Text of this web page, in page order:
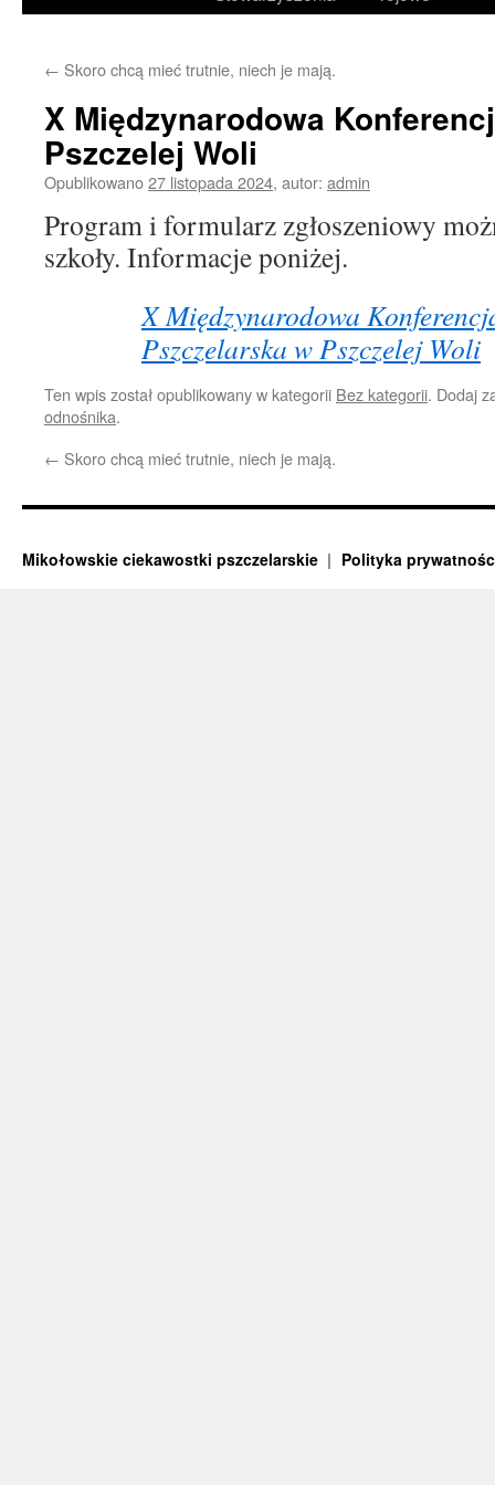
← Skoro chcą mieć trutnie, niech je mają.
X Międzynarodowa
Pszczelej Woli
Opublikowano27 listopada 2024, autor: admin
Program i formularz zgłoszeniowy
szkoły. Informacje poniżej.
X Międzynarodowa
Pszczelarska w Pszczelej Woli
Ten wpis został opublikowany w kategorii Bez kategorii. Dodaj
odnośnika.
← Skoro chcą mieć trutnie, niech je mają.
Mikołowskie ciekawostki pszczelarskie Polityka